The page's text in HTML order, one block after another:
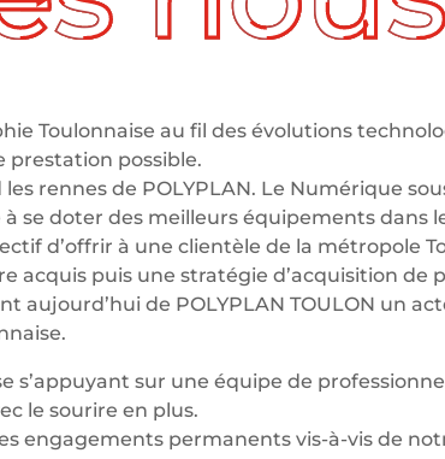
Toulonnaise au fil des évolutions
prestation possible.
rennes de POLYPLAN. Le Numérique
se doter des meilleurs équipements dans
d’offrir à une clientèle de la métropole
acquis puis une stratégie d’acquisition de
aujourd’hui de POLYPLAN TOULON un
s’appuyant sur une équipe de
le sourire en plus.
engagements permanents vis-à-vis de